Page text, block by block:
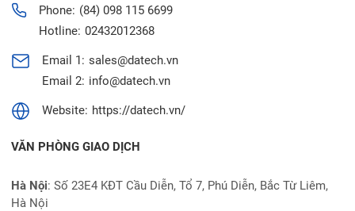
Phone: (84) 098 115 6699
Hotline: 02432012368
Email 1: sales@datech.vn
Email 2: info@datech.vn
Website: https://datech.vn/
VĂN PHÒNG GIAO DỊCH
Hà Nội: Số 23E4 KĐT Cầu Diễn, Tổ 7, Phú Diễn, Bắc Từ Liêm,
Hà Nội